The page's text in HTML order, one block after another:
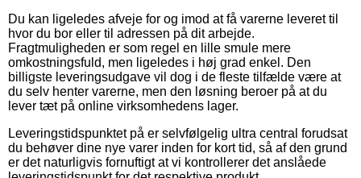
Du kan ligeledes afveje for og imod at få varerne leveret til
hvor du bor eller til adressen på dit arbejde.
Fragtmuligheden er som regel en lille smule mere
omkostningsfuld, men ligeledes i høj grad enkel. Den
billigste leveringsudgave vil dog i de fleste tilfælde være at
du selv henter varerne, men den løsning beroer på at du
lever tæt på online virksomhedens lager.
Leveringstidspunktet på er selvfølgelig ultra central forudsat
du behøver dine nye varer inden for kort tid, så af den grund
er det naturligvis fornuftigt at vi kontrollerer det anslåede